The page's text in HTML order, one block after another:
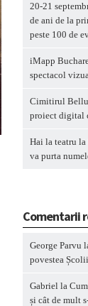
20-21
de ani de la
peste 100 de
iMapp
spectacol
Cimitirul
proiect digital
Hai la teatru
va purta
Comentarii
George Parvu
povestea
Gabriel la
și cât de mult